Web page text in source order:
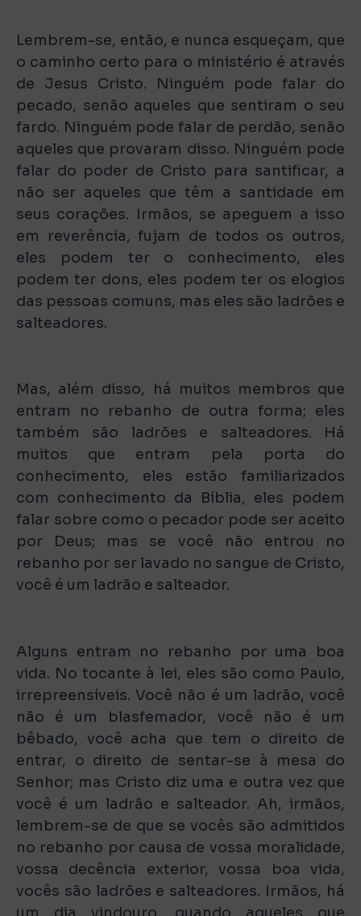
Lembrem-se, então, e nunca esqueçam, que
o caminho certo para o ministério é através
de Jesus Cristo. Ninguém pode falar do
pecado, senão aqueles que sentiram o seu
fardo. Ninguém pode falar de perdão, senão
aqueles que provaram disso. Ninguém pode
falar do poder de Cristo para santificar, a
não ser aqueles que têm a santidade em
seus corações. Irmãos, se apeguem a isso
em reverência, fujam de todos os outros,
eles podem ter o conhecimento, eles
podem ter dons, eles podem ter os elogios
das pessoas comuns, mas eles são ladrões e
salteadores.
Mas, além disso, há muitos membros que
entram no rebanho de outra forma; eles
também são ladrões e salteadores. Há
muitos que entram pela porta do
conhecimento, eles estão familiarizados
com conhecimento da Bíblia, eles podem
falar sobre como o pecador pode ser aceito
por Deus; mas se você não entrou no
rebanho por ser lavado no sangue de Cristo,
você é um ladrão e salteador.
Alguns entram no rebanho por uma boa
vida. No tocante à lei, eles são como Paulo,
irrepreensíveis. Você não é um ladrão, você
não é um blasfemador, você não é um
bêbado, você acha que tem o direito de
entrar, o direito de sentar-se à mesa do
Senhor; mas Cristo diz uma e outra vez que
você é um ladrão e salteador. Ah, irmãos,
lembrem-se de que se vocês são admitidos
no rebanho por causa de vossa moralidade,
vossa decência exterior, vossa boa vida,
vocês são ladrões e salteadores. Irmãos, há